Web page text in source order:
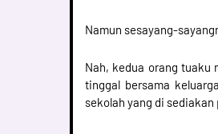
Namun sesayang-
Nah, kedua orang tuaku
tinggal bersama
sekolah yang di sediakan